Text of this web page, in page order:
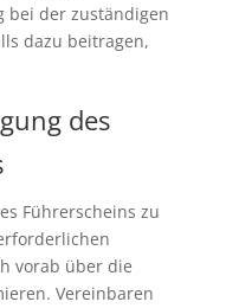
bei der zuständigen
dazu beitragen,
des
Führerscheins zu
vorab über die
Vereinbaren